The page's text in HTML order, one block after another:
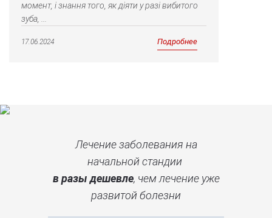
момент, і знання того, як діяти у разі вибитого
зуба, ...
17.06.2024 Подробнее
Лечение заболевания на
начальной стандии
в разы дешевле, чем лечение уже
развитой болезни